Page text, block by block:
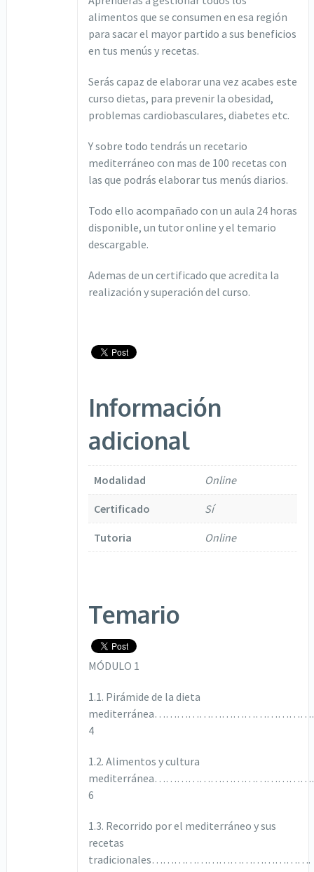
alimentos que se consumen en esa región
para sacar el mayor partido a sus beneficios
en tus menús y recetas.
Serás capaz de elaborar una vez acabes este
curso dietas, para prevenir la obesidad,
problemas cardiobasculares, diabetes etc.
Y sobre todo tendrás un recetario
mediterráneo con mas de 100 recetas con
las que podrás elaborar tus menús diarios.
Todo ello acompañado con un aula 24 horas
disponible, un tutor online y el temario
descargable.
Ademas de un certificado que acredita la
realización y superación del curso.
Información
adicional
Modalidad Online
Certificado Sí
Tutoria Online
Temario
MÓDULO 1
1.1. Pirámide de la dieta
4
1.2. Alimentos y cultura
6
1.3. Recorrido por el mediterráneo y sus
recetas
tradicionales…………………………………….